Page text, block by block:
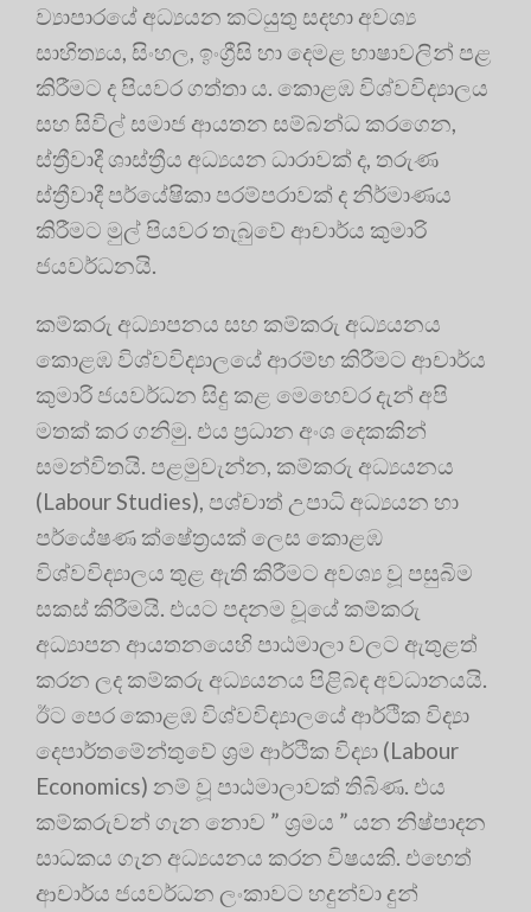
ව්‍යාපාරයේ අධ්‍යයන කටයුතු සදහා අවශ්‍ය
සාහිත්‍යය, සිංහල, ඉංග්‍රීසි හා දෙමළ භාෂාවලින් පළ
කිරීමට ද පියවර ගත්තා ය. කොළඹ විශ්වවිද්‍යාලය
සහ සිවිල් සමාජ ආයතන සම්බන්ධ කරගෙන,
ස්ත්‍රීවාදී ශාස්ත්‍රීය අධ්‍යයන ධාරාවක් ද, තරුණ
ස්ත්‍රීවාදී පර්යේෂිකා පරම්පරාවක් ද නිර්මාණය
කිරීමට මුල් පියවර තැබුවේ ආචාර්ය කුමාරි
ජයවර්ධනයි.
කම්කරු අධ්‍යාපනය සහ කම්කරු අධ්‍යයනය
කොළඹ විශ්වවිද්‍යාලයේ ආරම්භ කිරීමට ආචාර්ය
කුමාරි ජයවර්ධන සිදු කළ මෙහෙවර දැන් අපි
මතක් කර ගනිමු. එය ප්‍රධාන අංශ දෙකකින්
සමන්විතයි. පළමුවැන්න, කම්කරු අධ්‍යයනය
(Labour Studies), පශ්චාත් උපාධි අධ්‍යයන හා
පර්යේෂණ ක්ෂේත්‍රයක් ලෙස කොළඹ
විශ්වවිද්‍යාලය තුළ ඇති කිරීමට අවශ්‍ය වූ පසුබිම
සකස් කිරීමයි. එයට පදනම වූයේ කම්කරු
අධ්‍යාපන ආයතනයෙහි පාඨමාලා වලට ඇතුළත්
කරන ලද කම්කරු අධ්‍යයනය පිළිබඳ අවධානයයි.
ඊට පෙර කොළඹ විශ්වවිද්‍යාලයේ ආර්ථික විද්‍යා
දෙපාර්තමේන්තුවේ ශ්‍රම ආර්ථික විද්‍යා (Labour
Economics) නම් වූ පාඨමාලාවක් තිබිණ. එය
කම්කරුවන් ගැන නොව ” ශ්‍රමය ” යන නිෂ්පාදන
සාධකය ගැන අධ්‍යයනය කරන විෂයකි. එහෙත්
ආචාර්ය ජයවර්ධන ලංකාවට හදුන්වා දුන්